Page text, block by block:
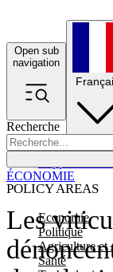
Open sub
navigation
Recherche
POLICY AREAS
Economie
Politique
Agriculture et
Santé
Les
ÉCONOMIE